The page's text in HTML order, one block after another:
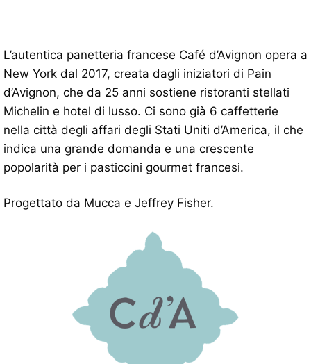
L’autentica panetteria francese Café d’Avignon opera a
New York dal 2017, creata dagli iniziatori di Pain
d’Avignon, che da 25 anni sostiene ristoranti stellati
Michelin e hotel di lusso. Ci sono già 6 caffetterie
nella città degli affari degli Stati Uniti d’America, il che
indica una grande domanda e una crescente
popolarità per i pasticcini gourmet francesi.
Progettato da Mucca e Jeffrey Fisher.